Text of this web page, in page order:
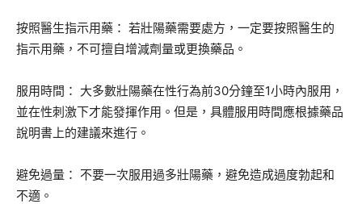
按照醫生指示用藥： 若壯陽藥需要處方，一定要按照醫生的
指示用藥，不可擅自增減劑量或更換藥品。
服用時間： 大多數壯陽藥在性行為前30分鐘至1小時內服用，
並在性刺激下才能發揮作用。但是，具體服用時間應根據藥品
說明書上的建議來進行。
避免過量： 不要一次服用過多壯陽藥，避免造成過度勃起和
不適。